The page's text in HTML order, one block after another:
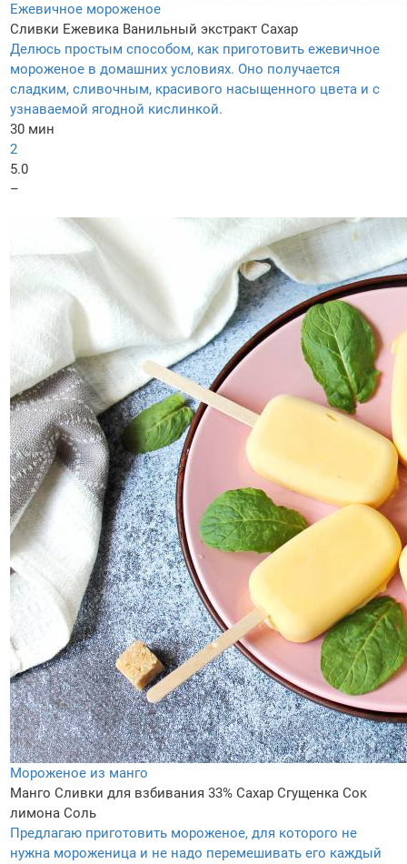
Ежевичное мороженое
Сливки Ежевика Ванильный экстракт Сахар
Делюсь простым способом, как приготовить ежевичное
мороженое в домашних условиях. Оно получается
сладким, сливочным, красивого насыщенного цвета и с
узнаваемой ягодной кислинкой.
30 мин
2
5.0
–
Мороженое из манго
Манго Сливки для взбивания 33% Сахар Сгущенка Сок
лимона Соль
Предлагаю приготовить мороженое, для которого не
нужна мороженица и не надо перемешивать его каждый